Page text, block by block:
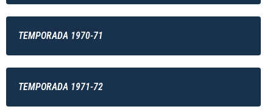
TEMPORADA 1970-71
TEMPORADA 1971-72